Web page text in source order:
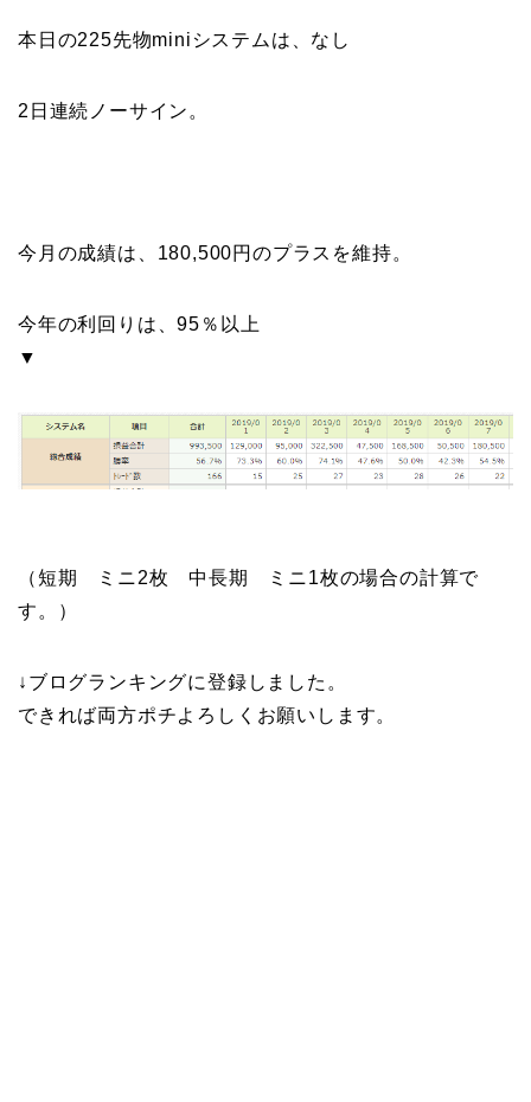
本日の225先物miniシステムは、なし
2日連続ノーサイン。
今月の成績は、180,500円のプラスを維持。
今年の利回りは、95％以上
▼
（短期 ミニ2枚 中長期 ミニ1枚の場合の計算で
す。）
↓ブログランキングに登録しました。
できれば両方ポチよろしくお願いします。